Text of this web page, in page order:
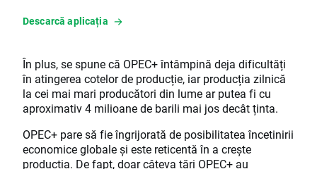
Descarcă aplicația
În plus, se spune că OPEC+ întâmpină deja dificultăți
în atingerea cotelor de producție, iar producția zilnică
la cei mai mari producători din lume ar putea fi cu
aproximativ 4 milioane de barili mai jos decât ținta.
OPEC+ pare să fie îngrijorată de posibilitatea încetinirii
economice globale și este reticentă în a crește
producția. De fapt, doar câteva țări OPEC+ au